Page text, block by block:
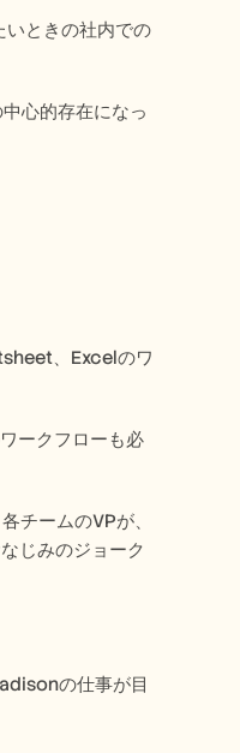
ときの社内での
心的存在になっ
、Excelのワ
ークフローも必
チームのVPが、
じみのジョーク
の仕事が目